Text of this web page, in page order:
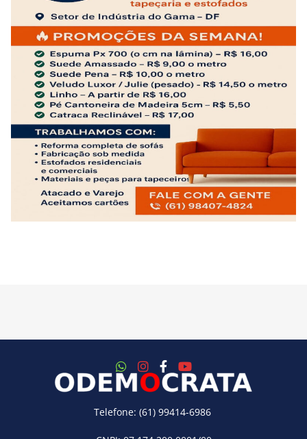
Telefone: (61) 99414-6986